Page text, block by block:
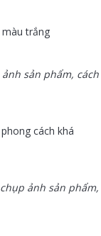
trắng
sản phẩm,
cách khá
ảnh sản